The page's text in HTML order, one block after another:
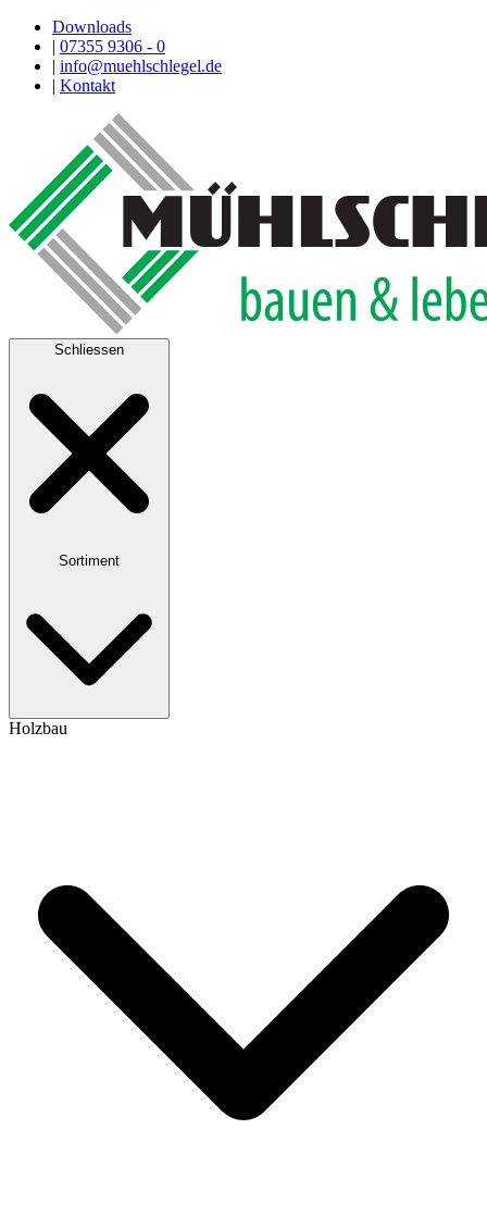
Downloads
| 07355 9306 - 0
| info@muehlschlegel.de
| Kontakt
Schliessen
Sortiment
Holzbau